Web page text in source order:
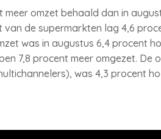
omzet behaald dan in
de supermarkten lag 4,6
was in augustus 6,4 procent
7,8 procent meer omgezet. De
was 4,3 procent